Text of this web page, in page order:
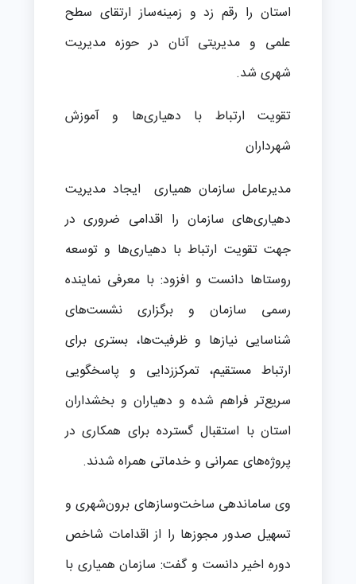
استان را رقم زد و زمینه‌ساز ارتقای سطح
علمی و مدیریتی آنان در حوزه مدیریت
شهری شد.
تقویت ارتباط با دهیاری‌ها و آموزش
شهرداران
مدیرعامل سازمان همیاری ایجاد مدیریت
دهیاری‌های سازمان را اقدامی ضروری در
جهت تقویت ارتباط با دهیاری‌ها و توسعه
روستاها دانست و افزود: با معرفی نماینده
رسمی سازمان و برگزاری نشست‌های
شناسایی نیازها و ظرفیت‌ها، بستری برای
ارتباط مستقیم، تمرکززدایی و پاسخگویی
سریع‌تر فراهم شده و دهیاران و بخشداران
استان با استقبال گسترده برای همکاری در
پروژه‌های عمرانی و خدماتی همراه شدند.
وی ساماندهی ساخت‌وسازهای برون‌شهری و
تسهیل صدور مجوزها را از اقدامات شاخص
دوره اخیر دانست و گفت: سازمان همیاری با